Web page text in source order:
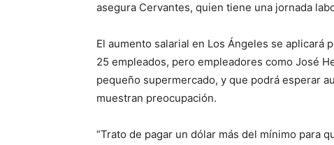
asegura Cervantes, quien tiene una jornada
El aumento salarial en Los Ángeles se aplicará
25 empleados, pero empleadores como José
pequeño supermercado, y que podrá esperar
muestran preocupación.
“Trato de pagar un dólar más del mínimo para